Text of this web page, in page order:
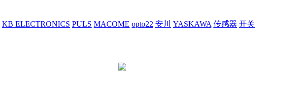
KB ELECTRONICS PULS MACOME opto22 安川 YASKAWA 传感器 开关